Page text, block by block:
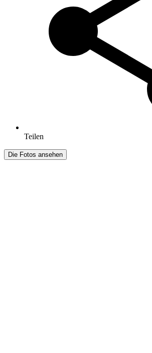
Teilen
Die Fotos ansehen